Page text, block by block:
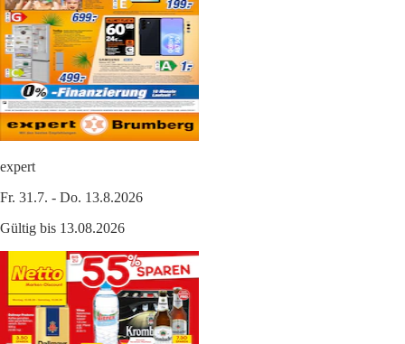
expert
Fr. 31.7. - Do. 13.8.2026
Gültig bis 13.08.2026